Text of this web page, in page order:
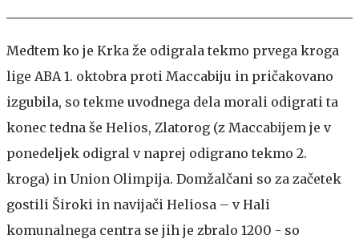
Medtem ko je Krka že odigrala tekmo prvega kroga
lige ABA 1. oktobra proti Maccabiju in pričakovano
izgubila, so tekme uvodnega dela morali odigrati ta
konec tedna še Helios, Zlatorog (z Maccabijem je v
ponedeljek odigral v naprej odigrano tekmo 2.
kroga) in Union Olimpija. Domžalčani so za začetek
gostili Široki in navijači Heliosa – v Hali
komunalnega centra se jih je zbralo 1200 - so